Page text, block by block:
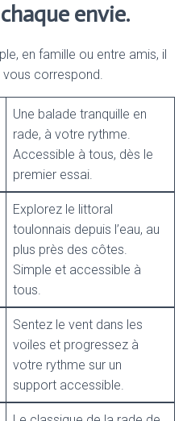
envie.
en famille ou entre amis, il
correspond.
Une balade tranquille en
rade, à votre rythme.
Accessible à tous, dès le
premier essai.
Explorez le littoral
toulonnais depuis l’eau, au
plus près des côtes.
Simple et accessible à
tous.
Sentez le vent dans les
voiles et progressez à
votre rythme sur un
support accessible.